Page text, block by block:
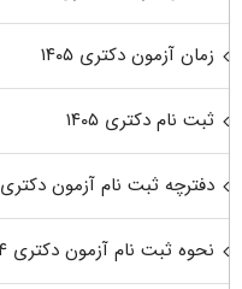
زمان آزمون دکتری ۱۴۰۵
ثبت نام دکتری ۱۴۰۵
دفترچه ثبت نام آزمون دکتری ۱۴۰۴
نحوه ثبت نام آزمون دکتری ۱۴۰۴